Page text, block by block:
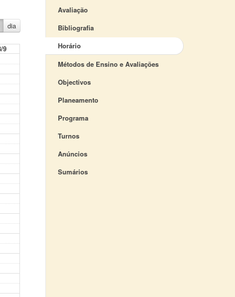
dia
9
Avaliação
Bibliografia
Horário
Métodos de Ensino e Avaliações
Objectivos
Planeamento
Programa
Turnos
Anúncios
Sumários